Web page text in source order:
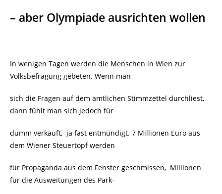
– aber Olympiade ausrichten wollen
In wenigen Tagen werden die Menschen in Wien zur
Volksbefragung gebeten. Wenn man
sich die Fragen auf dem amtlichen Stimmzettel durchliest,
dann fühlt man sich jedoch für
dumm verkauft, ja fast entmündigt. 7 Millionen Euro aus
dem Wiener Steuertopf werden
für Propaganda aus dem Fenster geschmissen, Millionen
für die Ausweitungen des Park-